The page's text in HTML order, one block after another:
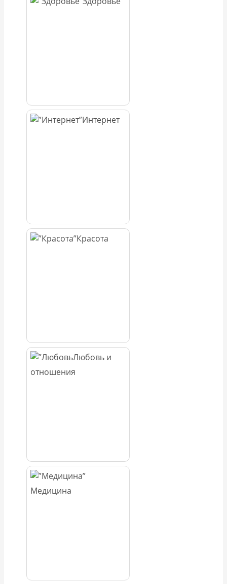
Интернет
Красота
Любовь и
отношения
Медицина